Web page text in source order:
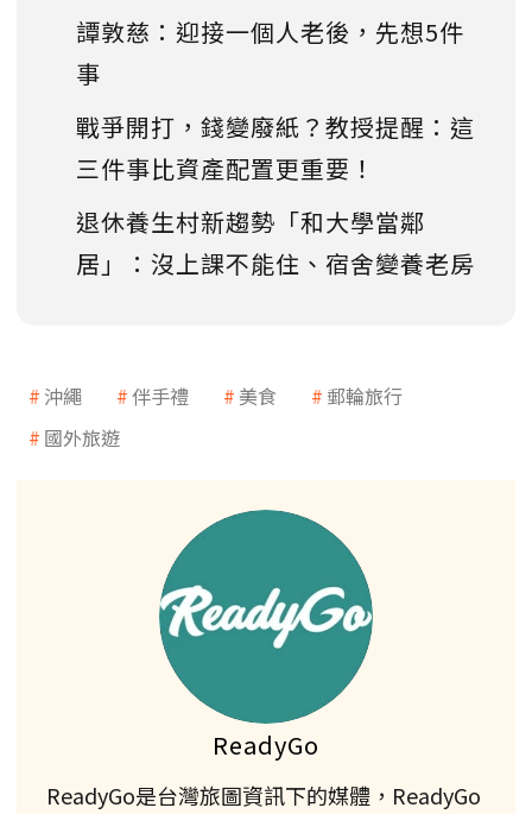
譚敦慈：迎接一個人老後，先想5件
事
戰爭開打，錢變廢紙？教授提醒：這
三件事比資產配置更重要！
退休養生村新趨勢「和大學當鄰
居」：沒上課不能住、宿舍變養老房
沖繩 伴手禮 美食
郵輪旅行
國外旅遊
ReadyGo
ReadyGo是台灣旅圖資訊下的媒體，ReadyGo